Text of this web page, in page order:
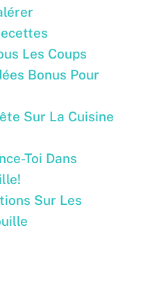
Les Coups
Bonus Pour
Sur La Cuisine
Toi Dans
Sur Les